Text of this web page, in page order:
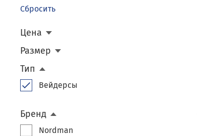
Сбросить
Цена
Размер
Тип
Вейдерсы
Бренд
Nordman